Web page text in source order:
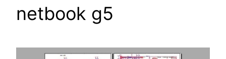
netbook g5